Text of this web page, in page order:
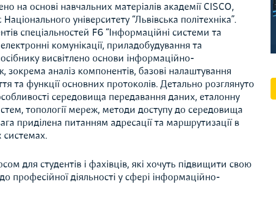
на основі навчальних матеріалів академії CISCO,
університету “Львівська політехніка”.
спеціальностей F6 “Інформаційні системи та
електронні комунікації, приладобудування та
висвітлено основи інформаційно-
зокрема аналіз компонентів, базові налаштування
та функції основних протоколів. Детально розглянуто
середовища передавання даних, еталонну
топології мереж, методи доступу до середовища
приділена питанням адресації та маршрутизації в
системах.
для студентів і фахівців, які хочуть підвищити свою
професійної діяльності у сфері інформаційно-